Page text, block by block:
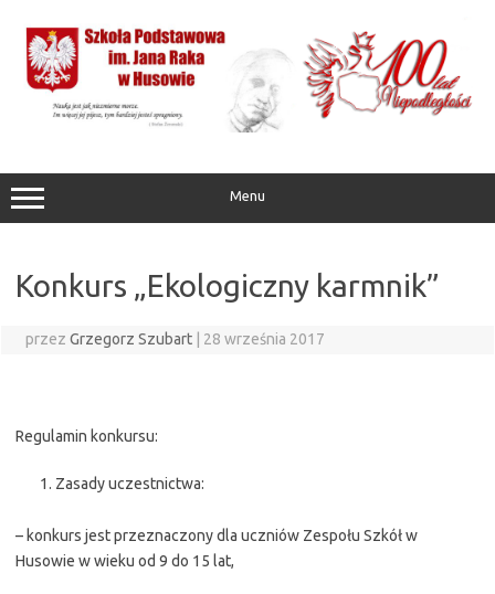
treści
Menu
Konkurs „Ekologiczny karmnik”
przez Grzegorz Szubart | 28 września 2017
Regulamin konkursu:
Zasady uczestnictwa:
– konkurs jest przeznaczony dla uczniów Zespołu Szkół w
Husowie w wieku od 9 do 15 lat,